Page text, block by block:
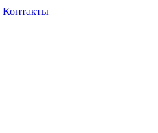
Контакты